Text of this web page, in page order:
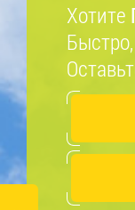
Хотите